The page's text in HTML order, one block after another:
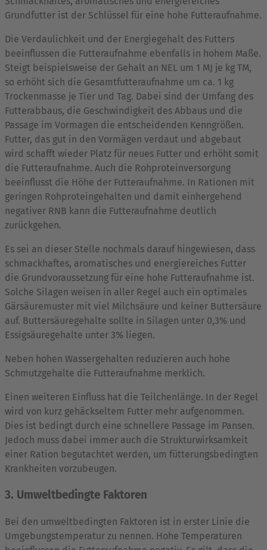
Grundfutter ist der Schlüssel für eine hohe Futteraufnahme.
Die Verdaulichkeit und der Energiegehalt des Futters
beeinflussen die Futteraufnahme ebenfalls in hohem Maße.
Steigt beispielsweise der Gehalt an NEL um 1 MJ je kg TM,
so erhöht sich die Gesamtfutteraufnahme um ca. 1 kg
Trockenmasse je Tier und Tag. Dabei sind der Umfang des
Futterabbaus, die Geschwindigkeit des Abbaus und die
Passage im Vormagen die entscheidenden Kenngrößen.
Futter, das gut in den Vormägen verdaut und abgebaut
wird schafft wieder Platz für neues Futter und erhöht somit
die Futteraufnahme. Auch die Rohproteinversorgung
beeinflusst die Höhe der Futteraufnahme. In Rationen mit
geringen Rohproteingehalten und damit einhergehend
negativer RNB kann die Futteraufnahme deutlich
zurückgehen.
Es sei an dieser Stelle nochmals darauf hingewiesen, dass
schmackhaftes, aromatisches und energiereiches Futter
die Grundvoraussetzung für eine hohe Futteraufnahme ist.
Solche Silagen weisen in aller Regel auch ein optimales
Gärsäuremuster mit viel Milchsäure und keiner Buttersäure
auf. Buttersäuregehalte sollte in Silagen unter 0,3% und
Essigsäuregehalte unter 3% liegen.
Neben hohen Wassergehalten reduzieren auch hohe
Schmutzgehalte die Futteraufnahme merklich.
Einen weiteren Einfluss hat die Teilchenlänge. In der Regel
wird von kurz gehäckseltem Futter mehr aufgenommen.
Dies ist bedingt durch eine schnellere Passage im Pansen.
Jedoch muss dabei immer auch die Strukturwirksamkeit
einer Ration begutachtet werden, um fütterungsbedingten
Krankheiten vorzubeugen.
3. Umweltbedingte Faktoren
Bei den umweltbedingten Faktoren ist in erster Linie die
Umgebungstemperatur zu nennen. Hohe Temperaturen